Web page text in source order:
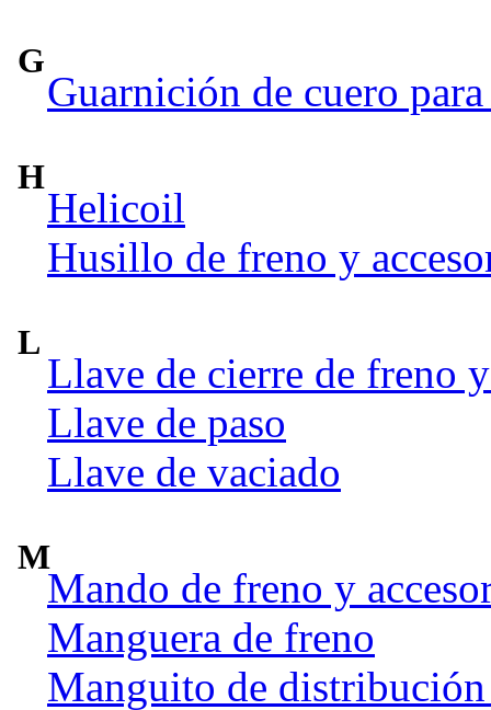
G
Guarnición de cuero
H
Helicoil
Husillo de freno y
L
Llave de cierre de freno
Llave de paso
Llave de vaciado
M
Mando de freno y
Manguera de freno
Manguito de